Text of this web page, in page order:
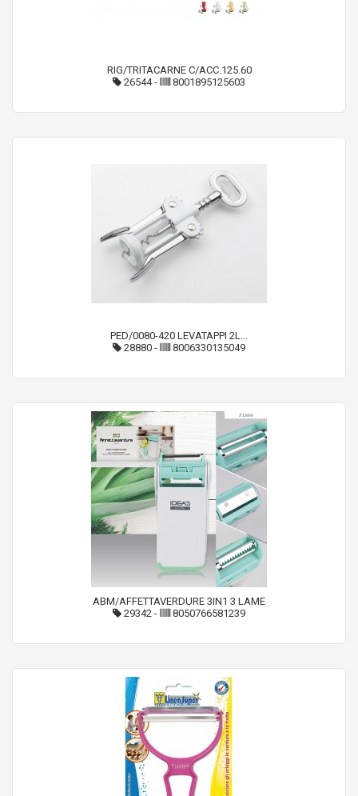
RIG/TRITACARNE C/ACC.125.60
26544- 8001895125603
PED/0080-420 LEVATAPPI 2L...
28880 - 8006330135049
ABM/AFFETTAVERDURE 3IN1 3 LAME
29342 - 8050766581239